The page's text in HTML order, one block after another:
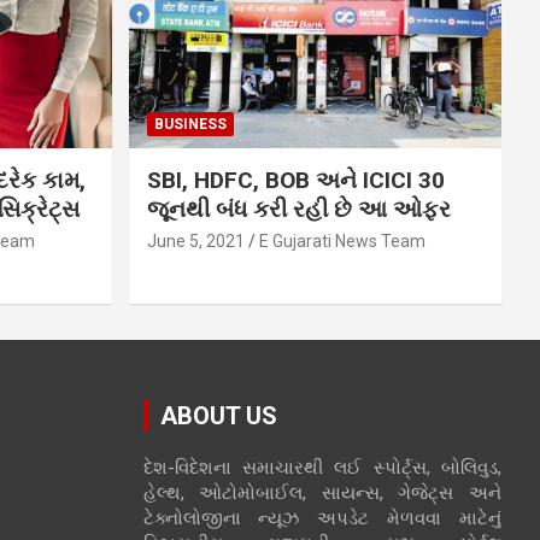
કામ,
BUSINESS
SBI, HDFC, BOB અને ICICI 30
જૂનથી બંધ કરી રહી છે આ ઓફર
June 5, 2021 E Gujarati News Team
ABOUT US
દેશ-વિદેશના સમાચારથી લઈ સ્પોર્ટ્સ, બોલિવુડ,
હેલ્થ, ઓટોમોબાઈલ, સાયન્સ, ગેજેટ્સ અને
ટેક્નોલોજીના ન્યૂઝ અપડેટ મેળવવા માટેનું